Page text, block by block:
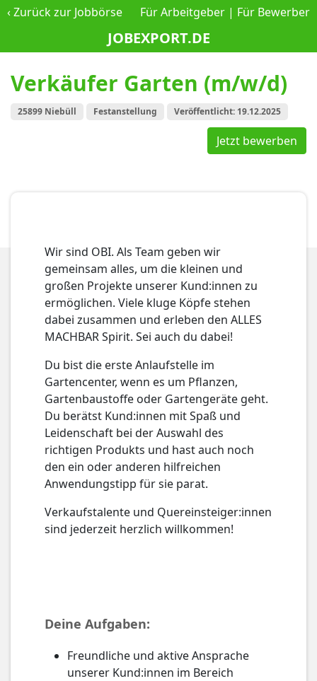
‹Zurück zur Jobbörse
JOBEXPORT.DE
Für Arbeitgeber | Für Bewerber
Verkäufer Garten (m/w/d)
25899 Niebüll Festanstellung Veröffentlicht: 19.12.2025
Jetzt bewerben
Wir sind OBI. Als Team geben wir
gemeinsam alles, um die kleinen und
großen Projekte unserer Kund:innen zu
ermöglichen. Viele kluge Köpfe stehen
dabei zusammen und erleben den ALLES
MACHBAR Spirit. Sei auch du dabei!
Du bist die erste Anlaufstelle im
Gartencenter, wenn es um Pflanzen,
Gartenbaustoffe oder Gartengeräte geht.
Du berätst Kund:innen mit Spaß und
Leidenschaft bei der Auswahl des
richtigen Produkts und hast auch noch
den ein oder anderen hilfreichen
Anwendungstipp für sie parat.
Verkaufstalente und Quereinsteiger:innen
sind jederzeit herzlich willkommen!
Deine Aufgaben:
Freundliche und aktive Ansprache
unserer Kund:innen im Bereich